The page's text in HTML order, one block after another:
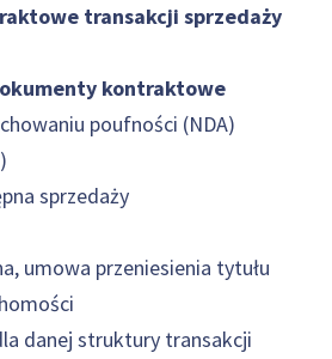
transakcji sprzedaży
kontraktowe
poufności (NDA)
sprzedaży
umowa przeniesienia tytułu
danej struktury transakcji